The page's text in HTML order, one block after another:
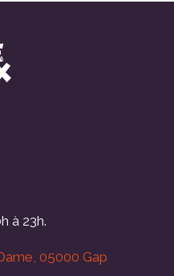
à 23h.
05000 Gap